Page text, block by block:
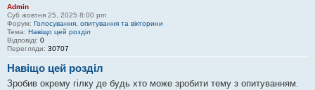
Admin
Суб жовтня 25, 2025 8:00 pm
Форум: Голосування, опитування та вікторини
Тема: Навіщо цей розділ
Відповіді: 0
Перегляди: 30707
Навіщо цей розділ
Зробив окрему гілку де будь хто може зробити тему з опитуванням.